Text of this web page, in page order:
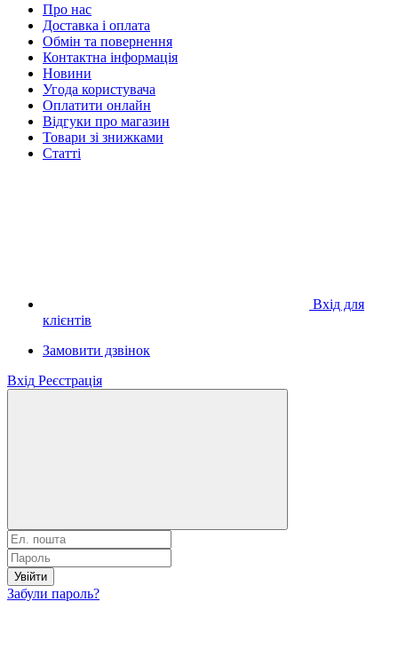
Про нас
Доставка і оплата
Обмін та повернення
Контактна інформація
Новини
Угода користувача
Оплатити онлайн
Відгуки про магазин
Товари зі знижками
Статті
Вхід для
клієнтів
Замовити дзвінок
Вхід Реєстрація
Увійти
Забули пароль?